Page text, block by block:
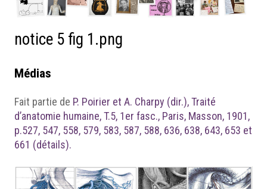
notice 5 fig 1.png
Médias
Fait partie de P. Poirier et A. Charpy (dir.), Traité
d’anatomie humaine, T.5, 1er fasc., Paris, Masson, 1901,
p.527, 547, 558, 579, 583, 587, 588, 636, 638, 643, 653 et
661 (détails).